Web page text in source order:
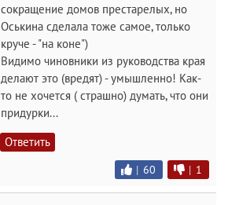
сокращение домов престарелых, но
Оськина сделала тоже самое, только
круче - "на коне")
Видимо чиновники из руководства края
делают это (вредят) - умышленно! Как-
то не хочется ( страшно) думать, что они
придурки...
Ответить
| 60 | 1